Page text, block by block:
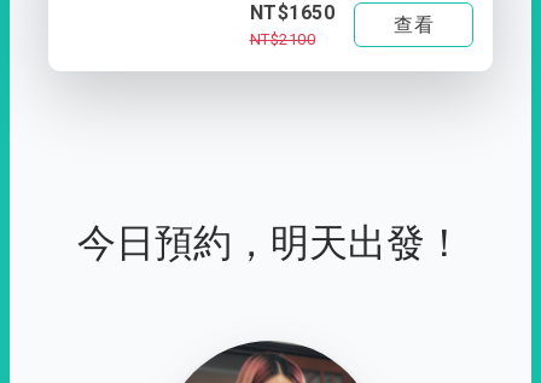
NT$1650
NT$2100
查看
今日預約，明天出發！